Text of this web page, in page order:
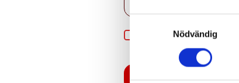
Nödvändig
Kom ihåg mig
Logga in